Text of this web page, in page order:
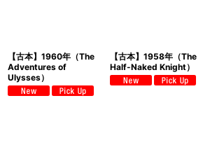
【古本】1960年（The
Adventures of
Ulysses）
【古本】1958年（The
Half-Naked Knight）